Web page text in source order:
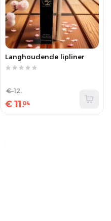
Langhoudende lipliner
€11.04
€12.